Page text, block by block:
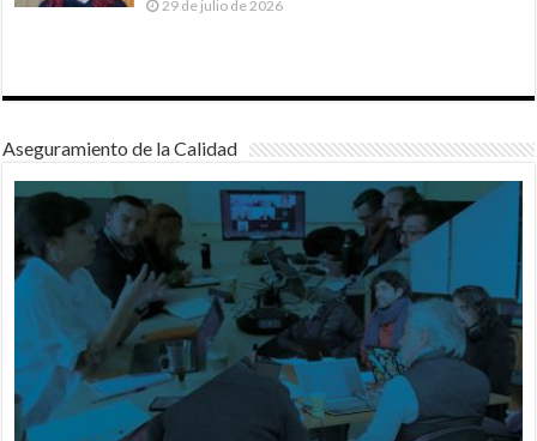
29 de julio de 2026
Aseguramiento de la Calidad